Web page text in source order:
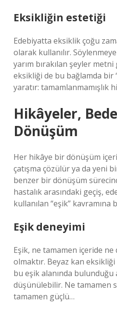
Eksikliğin estetiği
Edebiyatta eksiklik çoğu
olarak kullanılır.
yarım bırakılan şeyler
eksikliği de bu bağlamda bir
yaratır: tamamlanmamışlık
Hikâyeler,
Dönüşüm
Her hikâye bir dönüşüm
çatışma çözülür ya da yeni
benzer bir dönüşüm
hastalık arasındaki geçiş,
kullanılan “eşik” kavramına
Eşik deneyimi
Eşik, ne tamamen içeride ne
olmaktır. Beyaz kan
bu eşik alanında
düşünülebilir. Ne tamamen
tamamen güçlü…